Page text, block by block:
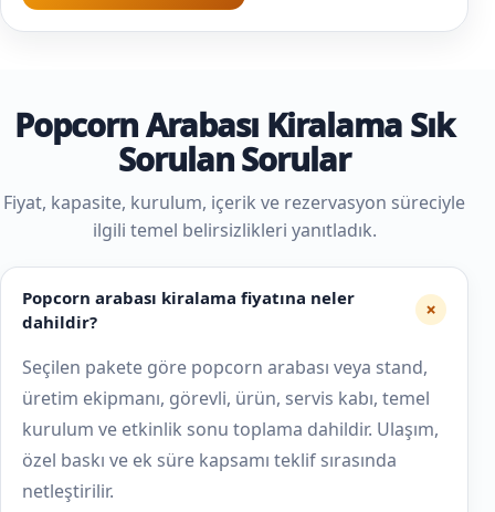
Popcorn Arabası Kiralama Sık
Sorulan Sorular
Fiyat, kapasite, kurulum, içerik ve rezervasyon süreciyle
ilgili temel belirsizlikleri yanıtladık.
Popcorn arabası kiralama fiyatına neler
dahildir?
+
Seçilen pakete göre popcorn arabası veya stand,
üretim ekipmanı, görevli, ürün, servis kabı, temel
kurulum ve etkinlik sonu toplama dahildir. Ulaşım,
özel baskı ve ek süre kapsamı teklif sırasında
netleştirilir.